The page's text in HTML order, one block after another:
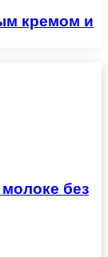
кремом и
без